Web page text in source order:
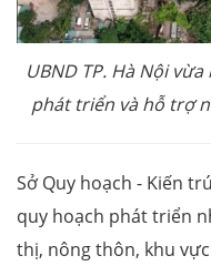
UBND TP. Hà Nội
phát triển và hỗ trợ
Sở Quy hoạch - Kiến
quy hoạch phát triển
thị, nông thôn, khu